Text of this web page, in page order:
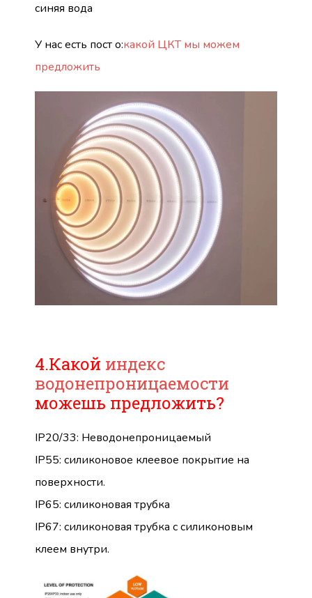
синяя вода
У нас есть пост о:какой ЦКТ мы можем
предложить
4.Какой индекс
водонепроницаемости
можешь предложить?
IP20/33: Неводонепроницаемый
IP55: силиконовое клеевое покрытие на
поверхности.
IP65: силиконовая трубка
IP67: силиконовая трубка с силиконовым
клеем внутри.